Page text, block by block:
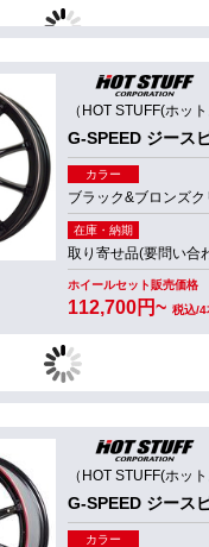
（HOT STUFF(ホッ
G-SPEED ジース
カラー
ブラック&ブロンズク
在庫・納期
取り寄せ品(要問い合
ホイールセット販売価格
112,700円~ 税込/4
（HOT STUFF(ホッ
G-SPEED ジース
カラー